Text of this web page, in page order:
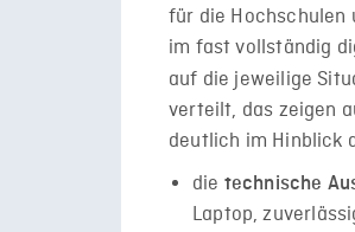
für die Hochschulen
im fast vollständig
auf die jeweilige
verteilt, das zeigen
deutlich im Hinblick
die technische
Laptop,